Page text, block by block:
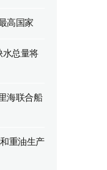
高国家
总量将
海联合船
重油生产